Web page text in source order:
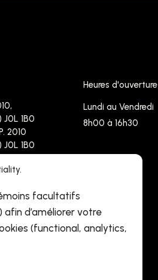
facultatifs
d’améliorer votre
(functional, analytics,
J0L 1B0
2010
J0L 1B0
4767
4090
Heures d'ouverture
Lundi au Vendredi
8h00 à 16h30